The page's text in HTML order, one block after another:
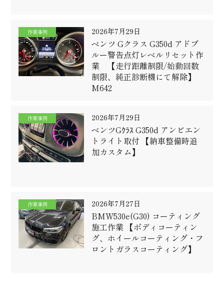
作業事例 2026年7月29日
ベンツ Gクラス G350d アドブ
ルー警告点灯レベルリセット作
業 【走行距離制限/始動回数
制限、純正診断機にて解除】
M642
作業事例 2026年7月29日
ベンツGｸﾗｽ G350d アンビエン
トライト取付 【納車整備時追
加カスタム】
作業事例 2026年7月27日
BMW530e(G30) コーティング
施工作業 【ボディコーティン
グ、ホイールコーティング・フ
ロントガラスコーティング】